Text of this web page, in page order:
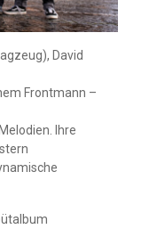
David
Frontmann –
Ihre